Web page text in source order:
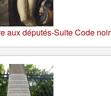
aux députés-Suite Code noir